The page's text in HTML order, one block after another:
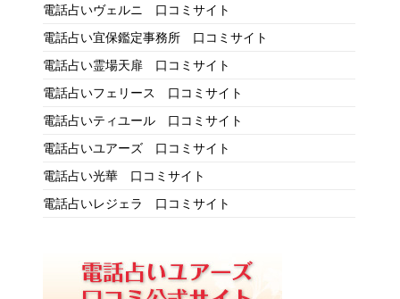
電話占いヴェルニ 口コミサイト
電話占い宜保鑑定事務所 口コミサイト
電話占い霊場天扉 口コミサイト
電話占いフェリース 口コミサイト
電話占いティユール 口コミサイト
電話占いユアーズ 口コミサイト
電話占い光華 口コミサイト
電話占いレジェラ 口コミサイト